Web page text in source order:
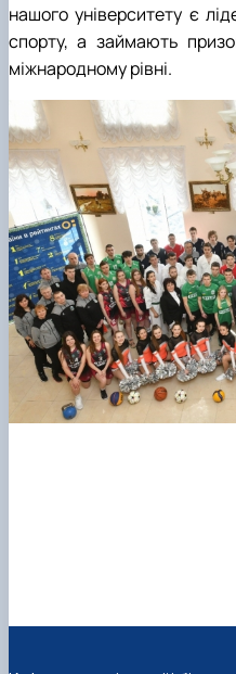
нашого університету є
спорту, а займають
міжнародному рівні.